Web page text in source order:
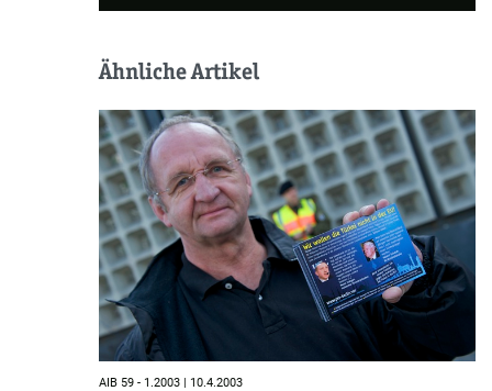
Ähnliche Artikel
AIB 59 - 1.2003 | 10.4.2003